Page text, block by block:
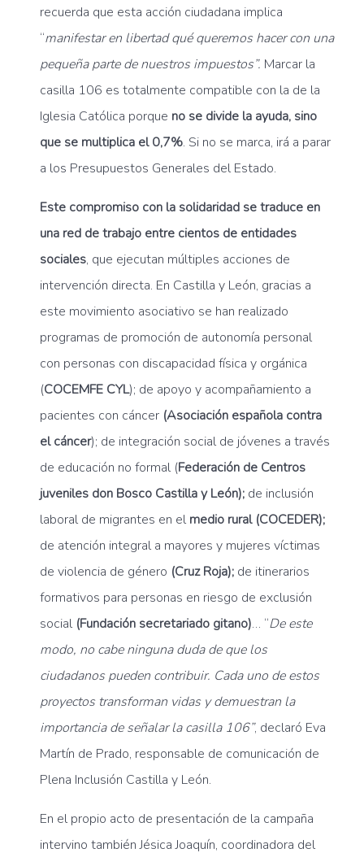
recuerda que esta acción ciudadana implica
“manifestar en libertad qué queremos hacer con una
pequeña parte de nuestros impuestos”. Marcar la
casilla 106 es totalmente compatible con la de la
Iglesia Católica porque no se divide la ayuda, sino
que se multiplica el 0,7%. Si no se marca, irá a parar
a los Presupuestos Generales del Estado.
Este compromiso con la solidaridad se traduce en
una red de trabajo entre cientos de entidades
sociales, que ejecutan múltiples acciones de
intervención directa. En Castilla y León, gracias a
este movimiento asociativo se han realizado
programas de promoción de autonomía personal
con personas con discapacidad física y orgánica
(COCEMFE CYL); de apoyo y acompañamiento a
pacientes con cáncer (Asociación española contra
el cáncer); de integración social de jóvenes a través
de educación no formal (Federación de Centros
juveniles don Bosco Castilla y León); de inclusión
laboral de migrantes en el medio rural (COCEDER);
de atención integral a mayores y mujeres víctimas
de violencia de género (Cruz Roja); de itinerarios
formativos para personas en riesgo de exclusión
social (Fundación secretariado gitano)… “De este
modo, no cabe ninguna duda de que los
ciudadanos pueden contribuir. Cada uno de estos
proyectos transforman vidas y demuestran la
importancia de señalar la casilla 106”, declaró Eva
Martín de Prado, responsable de comunicación de
Plena Inclusión Castilla y León.
En el propio acto de presentación de la campaña
intervino también Jésica Joaquín, coordinadora del